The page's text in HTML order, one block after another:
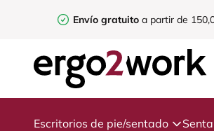
Envío gratuito a partir de
Escritorios de pie/sentado